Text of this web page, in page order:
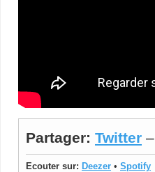
Partager: Twitter –
Ecouter sur: Deezer • Spotify